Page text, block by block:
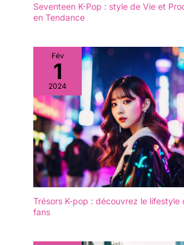
Seventeen K-Pop : style de Vie et
en Tendance
Fév
1
2024
Trésors K-pop : découvrez le lifestyle
fans